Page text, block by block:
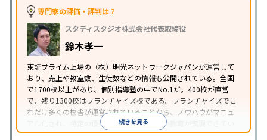
特徴
中高一貫校生に対応
の振替可能 不登校生に対応
を利用オンライン対応1科目から受講可能
習のみの受講可
り
※2023年3月調査。小学校高学年の個別指導塾アンケート調査方法を参
専門家の評価・評判は？
スタディスタジオ株式会社代表取締役
鈴木孝一
東証プライム上場の（株）明光ネットワークジャパンが運営して
おり、売上や教室数、生徒数などの情報も公開されている。全国
で1700校以上があり、個別指導塾の中でNo.1だ。400校が直営
で、残り1300校はフランチャイズ校である。フランチャイズでこ
れだけ多くの校舎が運営されていることから、ノウハウがマニュ
アル化され、特定の優秀な人材に依存しない教育が実現できてい
ることが推測される。
続きを見る